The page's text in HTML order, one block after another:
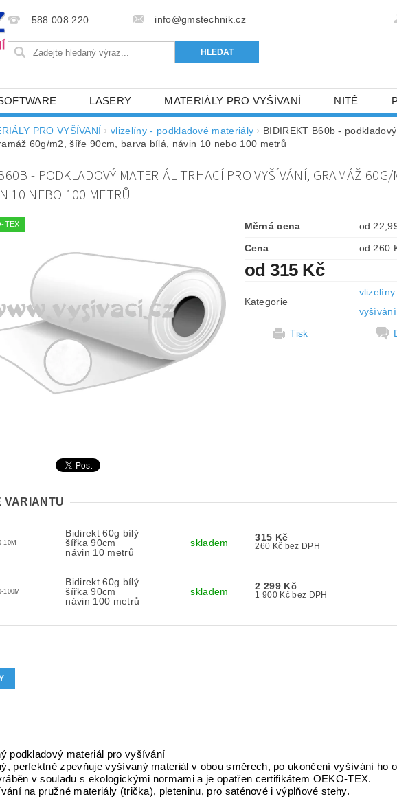
588 008 220 info@gmstechnik.cz
LASERY MATERIÁLY PRO VYŠÍVANÍ NITĚ
VYŠÍVÁNÍ BAREVNICE A KATALOGY DOPRODEJ A SLEVY
NAPIŠTE NÁM KONTAKTY
6. 5.2024 OBCHODNÍ PODMÍNKY PRO E-SHOP VYSIVACI.CZ
PRO VYŠÍVANÍ vlizelíny - podkladové materiály
BIDIREKT B60b -
60g/m2, šíře 90cm, barva bílá, návin 10 nebo 100 metrů
- PODKLADOVÝ MATERIÁL TRHACÍ PRO VYŠÍVÁNÍ, GRAMÁŽ
10 NEBO 100 METRŮ
TEX Měrná cena
od
Cena
od 315 Kč
Kategorie
vyšívání
Tisk
VARIANTU
10M
Bidirekt 60g bílý
šířka 90cm
návin 10 metrů
skladem 315 Kč
260 Kč bez DPH
100M
Bidirekt 60g bílý
šířka 90cm
návin 100 metrů
skladem 2 299 Kč
1 900 Kč bez DPH
podkladový materiál pro vyšívání
perfektně zpevňuje vyšívaný materiál v obou směrech, po ukončení vyšívání ho
v souladu s ekologickými normami a je opatřen certifikátem OEKO-TEX.
na pružné materiály (trička), pleteninu, pro saténové i výplňové stehy.